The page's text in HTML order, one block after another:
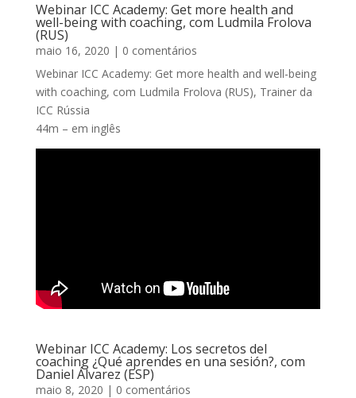
Webinar ICC Academy: Get more health and
well-being with coaching, com Ludmila Frolova
(RUS)
maio 16, 2020 | 0 comentários
Webinar ICC Academy: Get more health and well-being
with coaching, com Ludmila Frolova (RUS), Trainer da
ICC Rússia
44m – em inglês
Webinar ICC Academy: Los secretos del
coaching ¿Qué aprendes en una sesión?, com
Daniel Álvarez (ESP)
maio 8, 2020 | 0 comentários